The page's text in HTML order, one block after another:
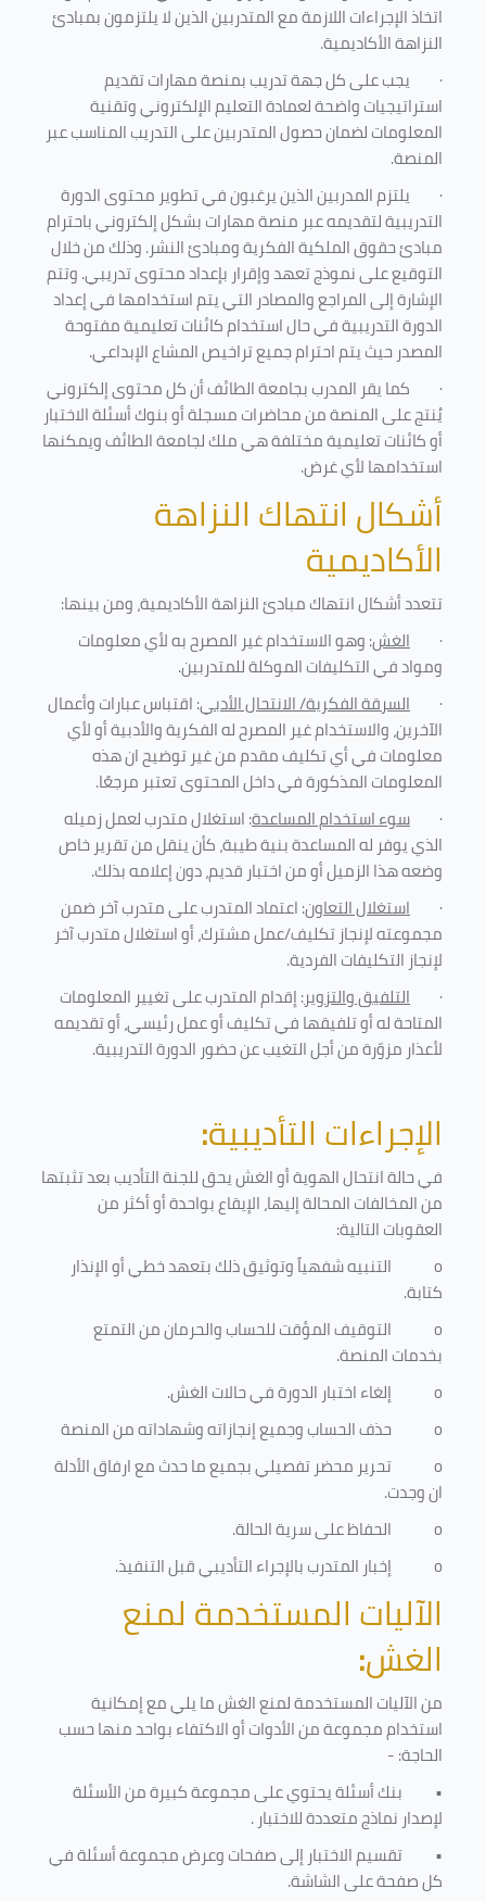
اتخاذ الإجراءات اللازمة مع المتدربين الذين لا يلتزمون بمبادئ
النزاهة الأكاديمية.
· يجب على كل جهة تدريب بمنصة مهارات تقديم
استراتيجيات واضحة لعمادة التعليم الإلكتروني وتقنية
المعلومات لضمان حصول المتدربين على التدريب المناسب عبر
المنصة.
· يلتزم المدربين الذين يرغبون في تطوير محتوى الدورة
التدريبية لتقديمه عبر منصة مهارات بشكل إلكتروني باحترام
مبادئ حقوق الملكية الفكرية ومبادئ النشر. وذلك من خلال
التوقيع على نموذج تعهد وإقرار بإعداد محتوى تدريبي. وتتم
الإشارة إلى المراجع والمصادر التي يتم استخدامها في إعداد
الدورة التدريبية في حال استخدام كائنات تعليمية مفتوحة
المصدر حيث يتم احترام جميع تراخيص المشاع الإبداعي.
· كما يقر المدرب بجامعة الطائف أن كل محتوى إلكتروني
يُنتج على المنصة من محاضرات مسجلة أو بنوك أسئلة الاختبار
أو كائنات تعليمية مختلفة هي ملك لجامعة الطائف ويمكنها
استخدامها لأي غرض.
أشكال انتهاك النزاهة
الأكاديمية
تتعدد أشكال انتهاك مبادئ النزاهة الأكاديمية، ومن بينها:
· الغش: وهو الاستخدام غير المصرح به لأي معلومات
ومواد في التكليفاتالموكلة للمتدربين.
· السرقة الفكرية/ الانتحال الأدبي: اقتباس عبارات وأعمال
الآخرين، والاستخدام غير المصرح له الفكرية والأدبية أو لأي
معلومات في أي تكليف مقدم من غير توضيح ان هذه
المعلومات المذكورة في داخل المحتوى تعتبر مرجعًا.
· سوء استخدام المساعدة: استغلال متدرب لعمل زميله
الذي يوفر له المساعدة بنية طيبة، كأن ينقل من تقرير خاص
وضعه هذا الزميل أو من اختبار قديم، دون إعلامه بذلك.
· استغلال التعاون: اعتماد المتدرب على متدرب آخر ضمن
مجموعته لإنجاز تكليف/عمل مشترك، أو استغلال متدرب آخر
لإنجاز التكليفات الفردية.
· التلفيق والتزوير: إقدام المتدرب على تغيير المعلومات
المتاحة له أو تلفيقها في تكليف أو عمل رئيسي، أو تقديمه
لأعذار مزوّرة من أجل التغيب عن حضور الدورة التدريبية.
الإجراءات التأديبية:
في حالة انتحال الهوية أو الغش يحق للجنة التأديب بعد تثبتها
من المخالفات المحالة إليها، الإيقاع بواحدة أو أكثر من
العقوبات التالية:
o
التنبيه شفهياً وتوثيق ذلك بتعهد خطي أو الإنذار
كتابة.
o
التوقيف المؤقت للحساب والحرمان من التمتع
بخدمات المنصة.
o
إلغاء اختبار الدورة في حالات الغش.
o
حذف الحساب وجميع إنجازاته وشهاداته من المنصة
o
تحرير محضر تفصيلي بجميع ما حدث مع ارفاق الأدلة
ان وجدت.
o
الحفاظ على سرية الحالة.
o
إخبار المتدرب بالإجراء التأديبي قبل التنفيذ.
الآليات المستخدمة لمنع
الغش:
من الآليات المستخدمة لمنع الغش ما يلي مع إمكانية
استخدام مجموعة من الأدوات أو الاكتفاء بواحد منها حسب
الحاجة: -
• بنك أسئلة يحتوي على مجموعة كبيرة من الأسئلة
لإصدار نماذج متعددة للاختبار.
• تقسيم الاختبار إلى صفحات وعرض مجموعة أسئلة في
كل صفحة على الشاشة.